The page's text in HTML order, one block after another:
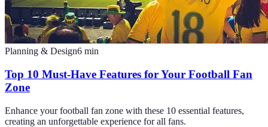
Planning & Design6 min
Top 10 Must-Have Features for Your Football Fan
Zone
Enhance your football fan zone with these 10 essential features,
creating an unforgettable experience for all fans.